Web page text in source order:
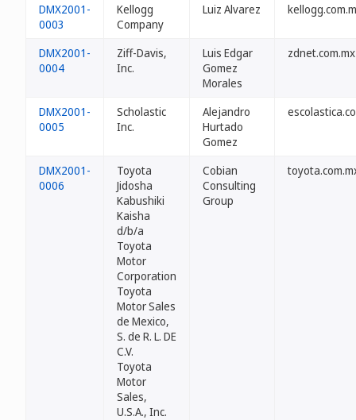
DMX2001-
0003
Kellogg
Company
Luiz Alvarez
DMX2001-
0004
Ziff-Davis,
Inc.
Luis Edgar
Gomez
Morales
zdnet.com.mx
DMX2001-
0005
Scholastic
Inc.
Alejandro
Hurtado
Gomez
DMX2001-
0006
Toyota
Jidosha
Kabushiki
Kaisha
d/b/a
Toyota
Motor
Corporation
Toyota
Motor Sales
de Mexico,
S. de R. L. DE
C.V.
Toyota
Motor
Sales,
U.S.A., Inc.
Cobian
Consulting
Group